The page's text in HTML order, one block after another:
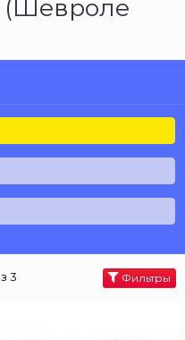
(Шевроле
3 Фильтры